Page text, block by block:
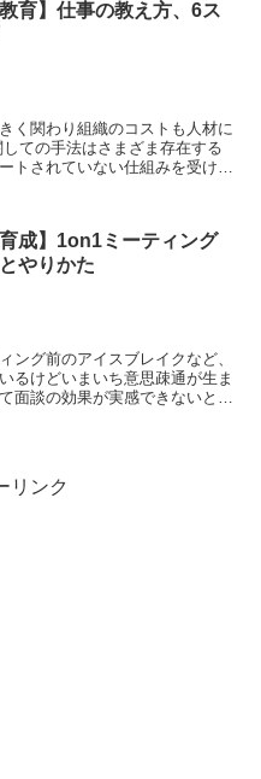
教育】仕事の教え方、6ス
く関わり組織のコストも人材に
ての手法はさまざま存在する
トされていない仕組みを受け継
育成】1on1ミーティング
やりかた
ング前のアイスブレイクなど、
るけどいまいち意思疎通が生ま
面談の効果が実感できないと感
リンク